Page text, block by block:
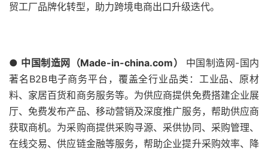
贸工厂品牌化转型，助力跨境电商出口升级迭代。
● 中国制造网（Made-in-china.com） 中国制造网-国内
著名B2B电子商务平台，覆盖全行业品类：工业品、原材
料、家居百货和商务服务等。为供应商提供免费搭建企业展
厅、免费发布产品、移动营销及深度推广服务，帮助供应商
获取商机。为采购商提供采购寻源、采供协同、采购管理、
在线交易、供应链金融等服务，帮助企业提升采购效率、降